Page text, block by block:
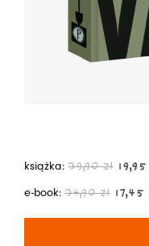
książka: 39,90zł 19,95
e-book: 34,90zł 17,45